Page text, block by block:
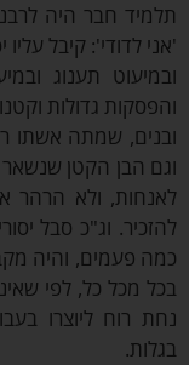
חבר היה לרבנו
לדודי': קיבל עליו
תענוג ובמיעוט
גדולות
שמתה אשתו
הבן הקטן שנשאר
ולא הרהר אחר
וג"כ סבל יסורין
פעמים, והיה מקבל
מכל כל, לפי שאינו
רוח ליוצרו בעבור